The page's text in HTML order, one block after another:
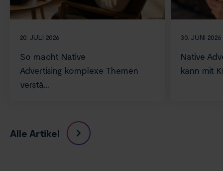
20. JULI 2026
So macht Native
Advertising komplexe Themen
verstä...
30. JUNI 2026
Native
kann mit
Alle Artikel